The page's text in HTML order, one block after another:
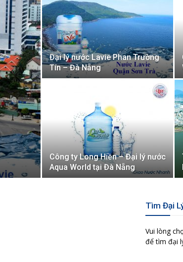
Đại lý nước Lavie Phan Trường
Tín – Đà Nẵng
Công ty Long Hiền – Đại lý nước
Aqua World tại Đà Nẵng
Tìm Đại
Vui lòng
để tìm đại